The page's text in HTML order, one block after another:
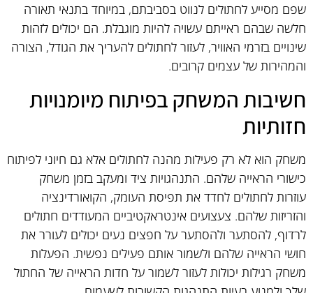
שפם מסייע לחתולים לנווט בסביבתם, במיוחד בתנאי תאורה
חלשה שבהם ראייתם עשויה להיות מוגבלת. הם יכולים לזהות
שינויים בזרמי האוויר, לעזור לחתולים להעריך את הגודל, הצורה
והמהירות של עצמים קרובים.
חשיבות המשחק בפיתוח מיומנויות
חזותיות
משחק הוא לא רק פעילות מהנה לחתולים אלא גם חיוני לפיתוח
כישורי הראייה שלהם. התנהגויות ציד ומעקב בזמן משחק
עוזרות לחתולים לחדד את תפיסת העומק, הקואורדינציה
והזריזות שלהם. צעצועים אינטראקטיביים המעודדים חתולים
לרדוף, להסתער ולהסתער על חפצים נעים יכולים לעורר את
חושי הראייה שלהם ולשמור אותם פעילים נפשית. הפעלות
משחק רגילות יכולות לעזור לשמור על חדות הראייה של החתול